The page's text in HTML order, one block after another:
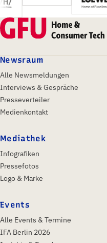
Newsraum
Alle Newsmeldungen
Interviews & Gespräche
Presseverteiler
Medienkontakt
Mediathek
Infografiken
Pressefotos
Logo & Marke
Events
Alle Events & Termine
IFA Berlin 2026